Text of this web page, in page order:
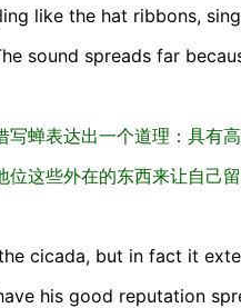
like the hat ribbons,
sound spreads far
写蝉表达出一个道理：具有
位这些外在的东西来让自己
cicada, but in fact it
his good reputation